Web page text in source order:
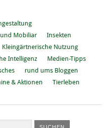
Mobiliar
Insekten
Kleingärtnerische Nutzung
Intelligenz
Medien-Tipps
rund ums Bloggen
& Aktionen Tierleben